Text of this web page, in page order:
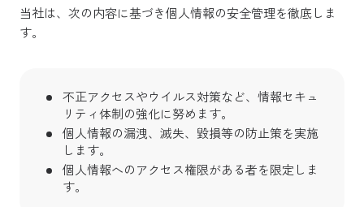
当社は、次の内容に基づき個人情報の安全管理を徹底しま
す。
不正アクセスやウイルス対策など、情報セキュ
リティ体制の強化に努めます。
個人情報の漏洩、滅失、毀損等の防止策を実施
します。
個人情報へのアクセス権限がある者を限定しま
す。